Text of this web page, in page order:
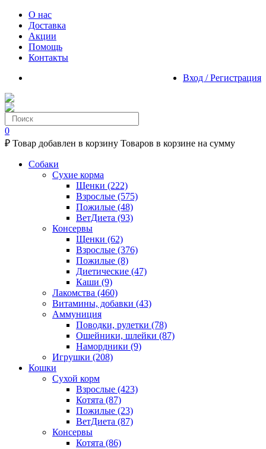
О нас
Доставка
Акции
Помощь
Контакты
Вход / Регистрация
0
₽ Товар добавлен в корзину Товаров в корзине на сумму
Собаки
Сухие корма
Щенки (222)
Взрослые (575)
Пожилые (48)
ВетДиета (93)
Консервы
Щенки (62)
Взрослые (376)
Пожилые (8)
Диетические (47)
Каши (9)
Лакомства (460)
Витамины, добавки (43)
Аммуниция
Поводки, рулетки (78)
Ошейники, шлейки (87)
Намордники (9)
Игрушки (208)
Кошки
Сухой корм
Взрослые (423)
Котята (87)
Пожилые (23)
ВетДиета (87)
Консервы
Котята (86)